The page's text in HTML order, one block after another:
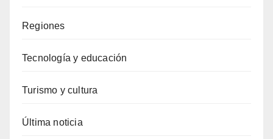
Regiones
Tecnología y educación
Turismo y cultura
Última noticia